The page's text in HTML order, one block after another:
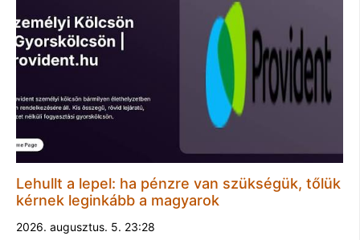
Lehullt a lepel: ha pénzre van szükségük, tőlük
kérnek leginkább a magyarok
2026. augusztus. 5. 23:28